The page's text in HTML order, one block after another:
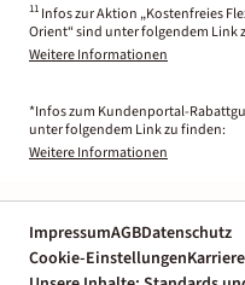
11 Infos zur Aktion „Kostenfreies
Orient“ sind unter folgendem Link
Weitere Informationen
*Infos zum Kundenportal-
unter folgendem Link zu finden:
Weitere Informationen
ImpressumAGBDatenschutz
Cookie-EinstellungenKarriere